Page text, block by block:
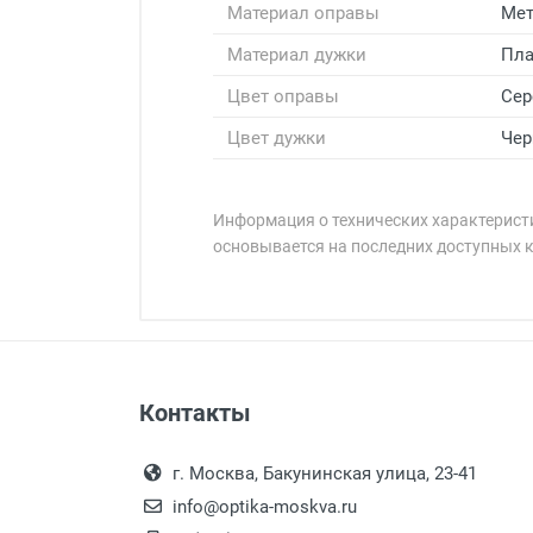
Материал оправы
Материал дужки
Цвет оправы
Цвет дужки
Информация о технических
основывается на последних доступных
Ширина линзы:
Перечисление средств на
Выдаем товар в рабочие
После того, как заказ
Для получения товара при
Контакты
г. Москва, Бакунинская улица, 23-41
info@optika-moskva.ru